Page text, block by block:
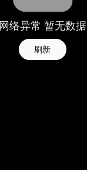
网络异常 暂无数据
刷新